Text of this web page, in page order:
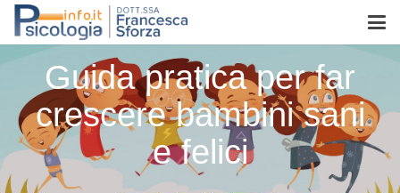
Guida pratica per far
crescere bambini sani
e felici